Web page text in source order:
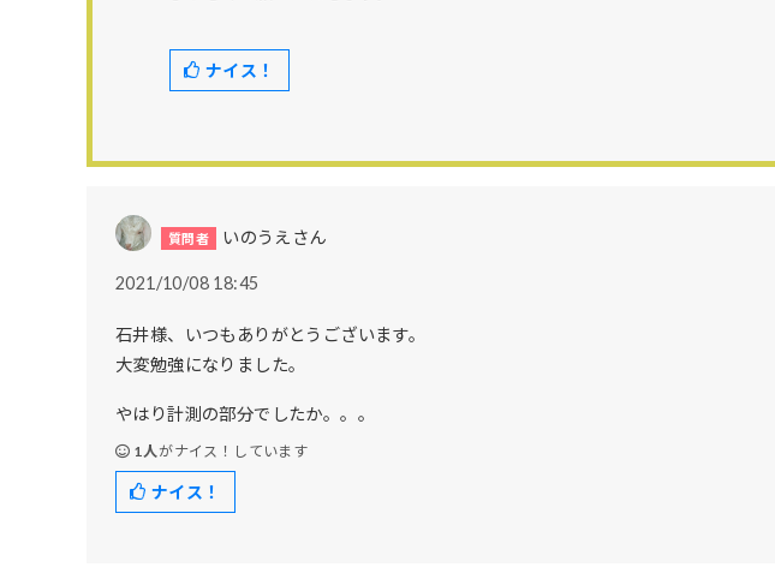
ナイス！
いのうえさん
2021/10/08 18:45
石井様、いつもありがとうございます。
大変勉強になりました。
やはり計測の部分でしたか。。。
1人がナイス！しています
ナイス！